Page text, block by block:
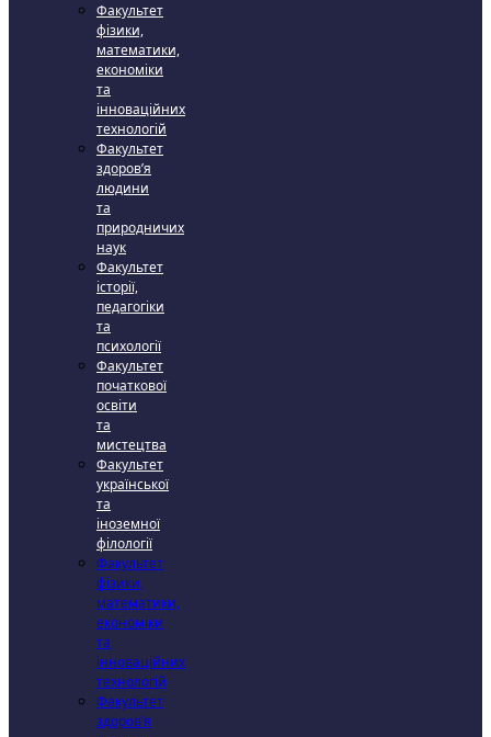
Факультет
фізики,
математики,
економіки
та
інноваційних
технологій
Факультет
здоров’я
людини
та
природничих
наук
Факультет
історії,
педагогіки
та
психології
Факультет
початкової
освіти
та
мистецтва
Факультет
української
та
іноземної
філології
Факультет
фізики,
математики,
економіки
та
інноваційних
технологій
Факультет
здоров’я